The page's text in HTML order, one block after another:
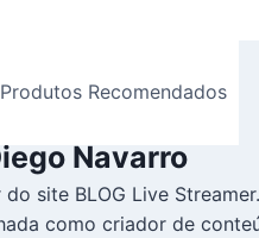
Produtos Recomendados
Diego Navarro Página 4
Navarro
site BLOG Live
como criador de